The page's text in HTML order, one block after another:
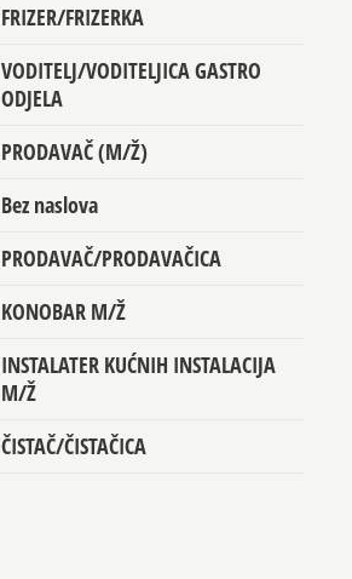
FRIZER/FRIZERKA
VODITELJ/VODITELJICA GASTRO
ODJELA
PRODAVAČ (M/Ž)
Bez naslova
PRODAVAČ/PRODAVAČICA
KONOBAR M/Ž
INSTALATER KUĆNIH INSTALACIJA
M/Ž
ČISTAČ/ČISTAČICA